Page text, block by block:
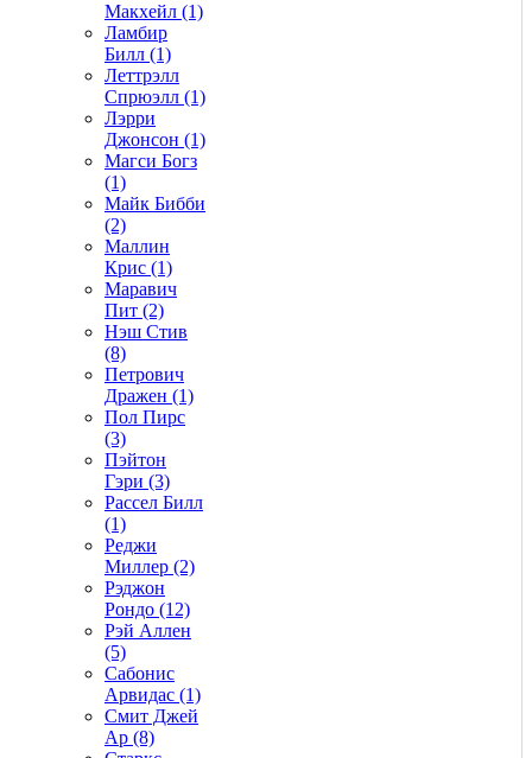
Макхейл (1)
Ламбир
Билл (1)
Леттрэлл
Спрюэлл (1)
Лэрри
Джонсон (1)
Магси Богз
(1)
Майк Бибби
(2)
Маллин
Крис (1)
Маравич
Пит (2)
Нэш Стив
(8)
Петрович
Дражен (1)
Пол Пирс
(3)
Пэйтон
Гэри (3)
Рассел Билл
(1)
Реджи
Миллер (2)
Рэджон
Рондо (12)
Рэй Аллен
(5)
Сабонис
Арвидас (1)
Смит Джей
Ар (8)